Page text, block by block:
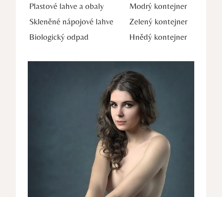
Plastové lahve a obaly
Modrý kontejner
Skleněné nápojové lahve
Zelený kontejner
Biologický odpad
Hnědý kontejner